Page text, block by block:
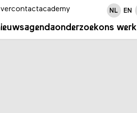
agendaonderzoekons werk
contactacademy NL EN